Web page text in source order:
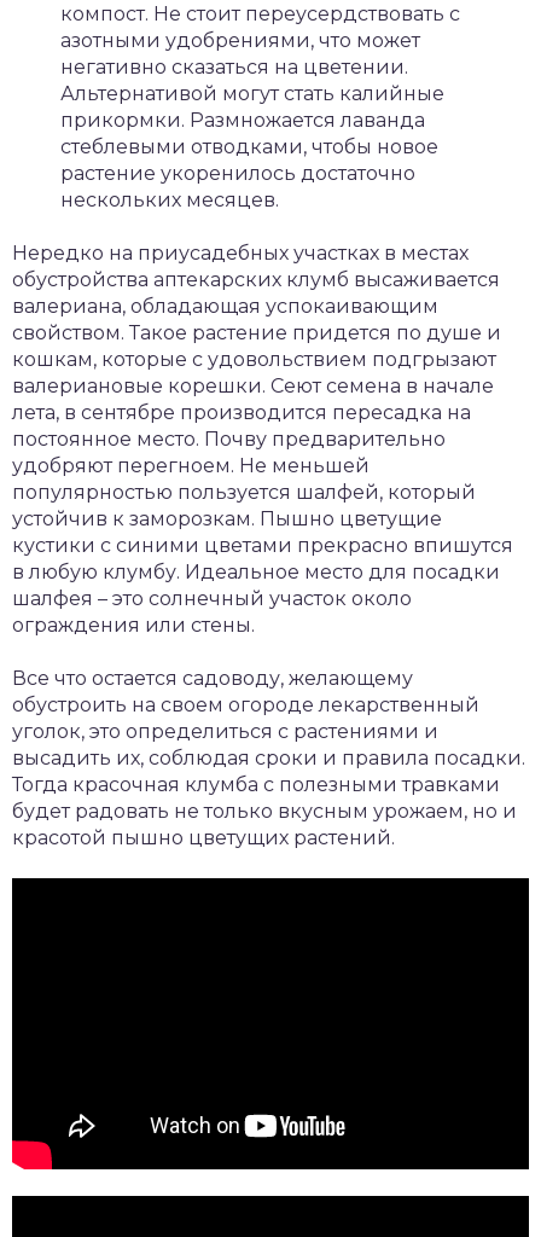
компост. Не стоит переусердствовать с
азотными удобрениями, что может
негативно сказаться на цветении.
Альтернативой могут стать калийные
прикормки. Размножается лаванда
стеблевыми отводками, чтобы новое
растение укоренилось достаточно
нескольких месяцев.
Нередко на приусадебных участках в местах
обустройства аптекарских клумб высаживается
валериана, обладающая успокаивающим
свойством. Такое растение придется по душе и
кошкам, которые с удовольствием подгрызают
валериановые корешки. Сеют семена в начале
лета, в сентябре производится пересадка на
постоянное место. Почву предварительно
удобряют перегноем. Не меньшей
популярностью пользуется шалфей, который
устойчив к заморозкам. Пышно цветущие
кустики с синими цветами прекрасно впишутся
в любую клумбу. Идеальное место для посадки
шалфея – это солнечный участок около
ограждения или стены.
Все что остается садоводу, желающему
обустроить на своем огороде лекарственный
уголок, это определиться с растениями и
высадить их, соблюдая сроки и правила посадки.
Тогда красочная клумба с полезными травками
будет радовать не только вкусным урожаем, но и
красотой пышно цветущих растений.